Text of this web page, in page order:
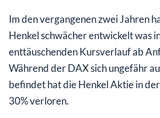
Im den vergangenen zwei Jahren
Henkel schwächer entwickelt was
enttäuschenden Kursverlauf ab
Während der DAX sich ungefähr
befindet hat die Henkel Aktie in
30% verloren.